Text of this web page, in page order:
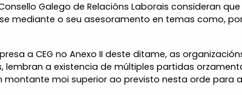
Galego de Relacións Laborais consideran
mediante o seu asesoramento en temas como,
a CEG no Anexo II deste ditame, as
a existencia de múltiples partidas
montante moi superior ao previsto nesta orde para